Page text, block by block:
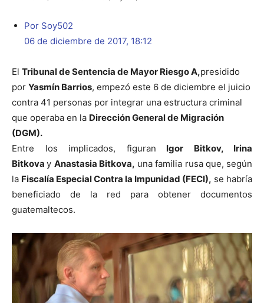
Por Soy502
06 de diciembre de 2017, 18:12
El Tribunal de Sentencia de Mayor Riesgo A,presidido
por Yasmín Barrios, empezó este 6 de diciembre el juicio
contra 41 personas por integrar una estructura criminal
que operaba en la Dirección General de Migración
(DGM).
Entre los implicados, figuran Igor Bitkov, Irina
Bitkovay Anastasia Bitkova, una familia rusa que, según
la Fiscalía Especial Contra la Impunidad (FECI), se habría
beneficiado de la red para obtener documentos
guatemaltecos.